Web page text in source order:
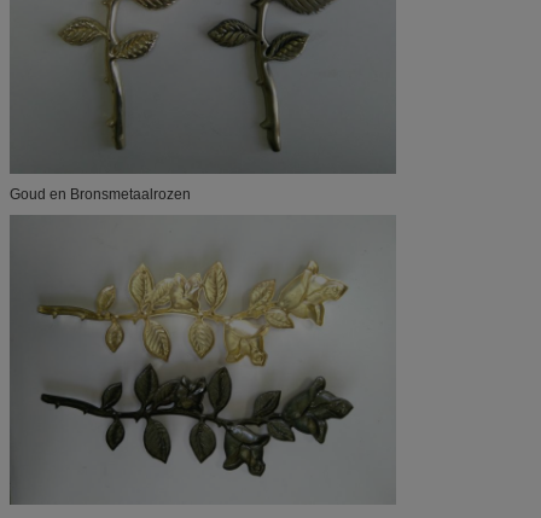
Goud en Bronsmetaalrozen